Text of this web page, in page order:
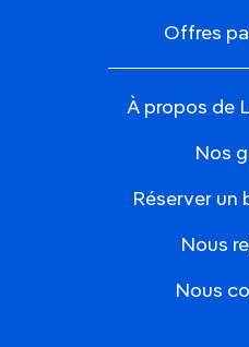
Offres
À propos de
Nos
Réserver un
Nous
Nous